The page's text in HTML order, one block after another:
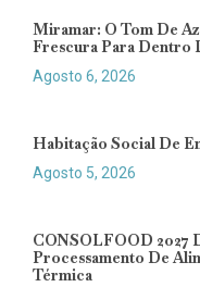
Miramar: O Tom De
Frescura Para Dentro
Agosto 6, 2026
Habitação Social De
Agosto 5, 2026
CONSOLFOOD 2027
Processamento De
Térmica